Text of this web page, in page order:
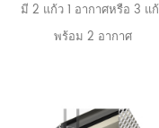
มี 2 ​​แก้ว 1 อากาศหรือ 3 แ
พร้อม 2 อากาศ